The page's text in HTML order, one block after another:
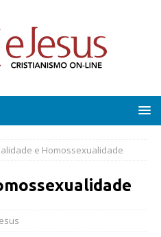
e Homossexualidade